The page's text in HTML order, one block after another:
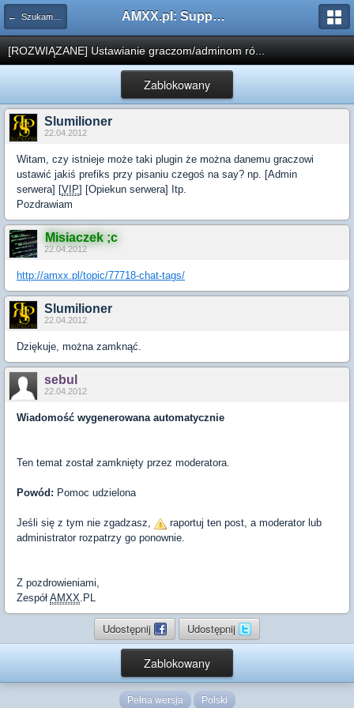
← Szukam pluginu AMXX.pl: Support AMX Mod X i SourceMod
[ROZWIĄZANE] Ustawianie graczom/adminom ró...
Zablokowany
Slumilioner
22.04.2012
Witam, czy istnieje może taki plugin że można danemu graczowi
ustawić jakiś prefiks przy pisaniu czegoś na say? np. [Admin
serwera] [VIP] [Opiekun serwera] Itp.
Pozdrawiam
Misiaczek ;c
22.04.2012
http://amxx.pl/topic/77718-chat-tags/
Slumilioner
22.04.2012
Dziękuje, można zamknąć.
sebul
22.04.2012
Wiadomość wygenerowana automatycznie
Ten temat został zamknięty przez moderatora.
Powód: Pomoc udzielona
Jeśli się z tym nie zgadzasz,
raportuj ten post, a moderator lub
administrator rozpatrzy go ponownie.
Z pozdrowieniami,
Zespół AMXX.PL
Udostępnij Udostępnij
Zablokowany
Pełna wersja Polski